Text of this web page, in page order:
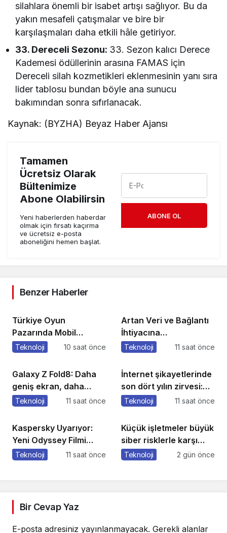
silahlara önemli bir isabet artışı sağlıyor. Bu da
yakın mesafeli çatışmalar ve bire bir
karşılaşmaları daha etkili hâle getiriyor.
33. Dereceli Sezonu: 33. Sezon kalıcı Derece
Kademesi ödüllerinin arasına FAMAS için
Dereceli silah kozmetikleri eklenmesinin yanı sıra
lider tablosu bundan böyle ana sunucu
bakımından sonra sıfırlanacak.
Kaynak: (BYZHA) Beyaz Haber Ajansı
Tamamen
Ücretsiz Olarak
Bültenimize
Abone Olabilirsin
Yeni haberlerden haberdar
olmak için fırsatı kaçırma
ve ücretsiz e-posta
aboneliğini hemen başlat.
ABONE OL
Benzer Haberler
Türkiye Oyun
Pazarında Mobil
Hakimiyet %43’e Ulaştı
Teknoloji 10 saat önce
Artan Veri ve Bağlantı
İhtiyacına
Vodafone’dan Yeni
Teknoloji 11 saat önce
Galaxy Z Fold8: Daha
geniş ekran, daha
güçlü üretkenlik
Teknoloji 11 saat önce
İnternet şikayetlerinde
son dört yılın zirvesi:
78 bin 610 şikayet
Teknoloji 11 saat önce
Kaspersky Uyarıyor:
Yeni Odyssey Filmi
Dünya Çapında
Teknoloji 11 saat önce
Küçük işletmeler büyük
siber risklerle karşı
karşıya
Teknoloji 2 gün önce
Bir Cevap Yaz
E-posta adresiniz yayınlanmayacak. Gerekli alanlar